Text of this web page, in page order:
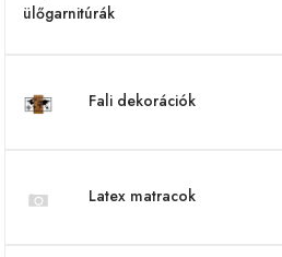
Fali dekorációk
Latex matracok